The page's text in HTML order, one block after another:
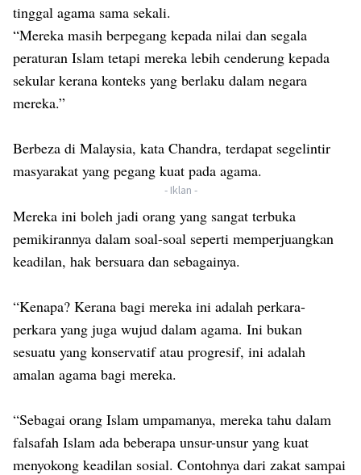
tinggal agama sama sekali.
“Mereka masih berpegang kepada nilai dan segala
peraturan Islam tetapi mereka lebih cenderung kepada
sekular kerana konteks yang berlaku dalam negara
mereka.”
Berbeza di Malaysia, kata Chandra, terdapat segelintir
masyarakat yang pegang kuat pada agama.
- Iklan -
Mereka ini boleh jadi orang yang sangat terbuka
pemikirannya dalam soal-soal seperti memperjuangkan
keadilan, hak bersuara dan sebagainya.
“Kenapa? Kerana bagi mereka ini adalah perkara-
perkara yang juga wujud dalam agama. Ini bukan
sesuatu yang konservatif atau progresif, ini adalah
amalan agama bagi mereka.
“Sebagai orang Islam umpamanya, mereka tahu dalam
falsafah Islam ada beberapa unsur-unsur yang kuat
menyokong keadilan sosial. Contohnya dari zakat sampai